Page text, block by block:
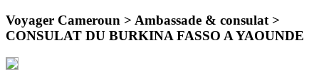
Voyager Cameroun > Ambassade & consulat >
CONSULAT DU BURKINA FASSO A YAOUNDE